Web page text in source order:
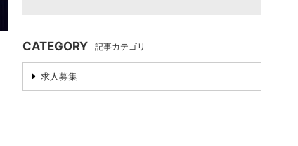
CATEGORY 記事カテゴリ
求人募集